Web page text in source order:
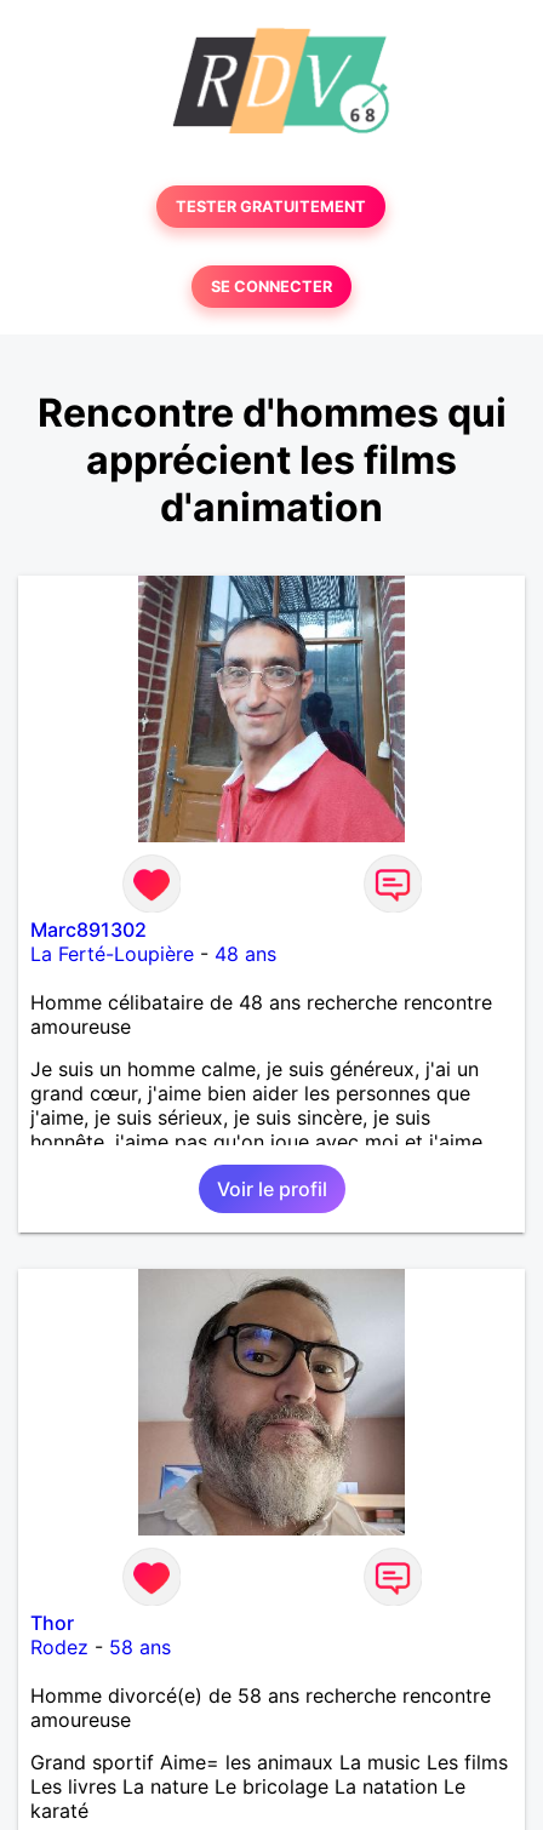
TESTER GRATUITEMENT
SE CONNECTER
Rencontre d'hommes qui
apprécient les films
d'animation
Marc891302
La Ferté-Loupière - 48 ans
Homme célibataire de 48 ans recherche rencontre
amoureuse
Je suis un homme calme, je suis généreux, j'ai un
grand cœur, j'aime bien aider les personnes que
j'aime, je suis sérieux, je suis sincère, je suis
honnête, j'aime pas qu'on joue avec moi et j'aime
pas les mensonges. Je cherche une relation
amoureuse et sérieuse.Voir le profil
Thor
Rodez - 58 ans
Homme divorcé(e) de 58 ans recherche rencontre
amoureuse
Grand sportif Aime= les animaux La music Les films
Les livres La nature Le bricolage La natation Le
karaté